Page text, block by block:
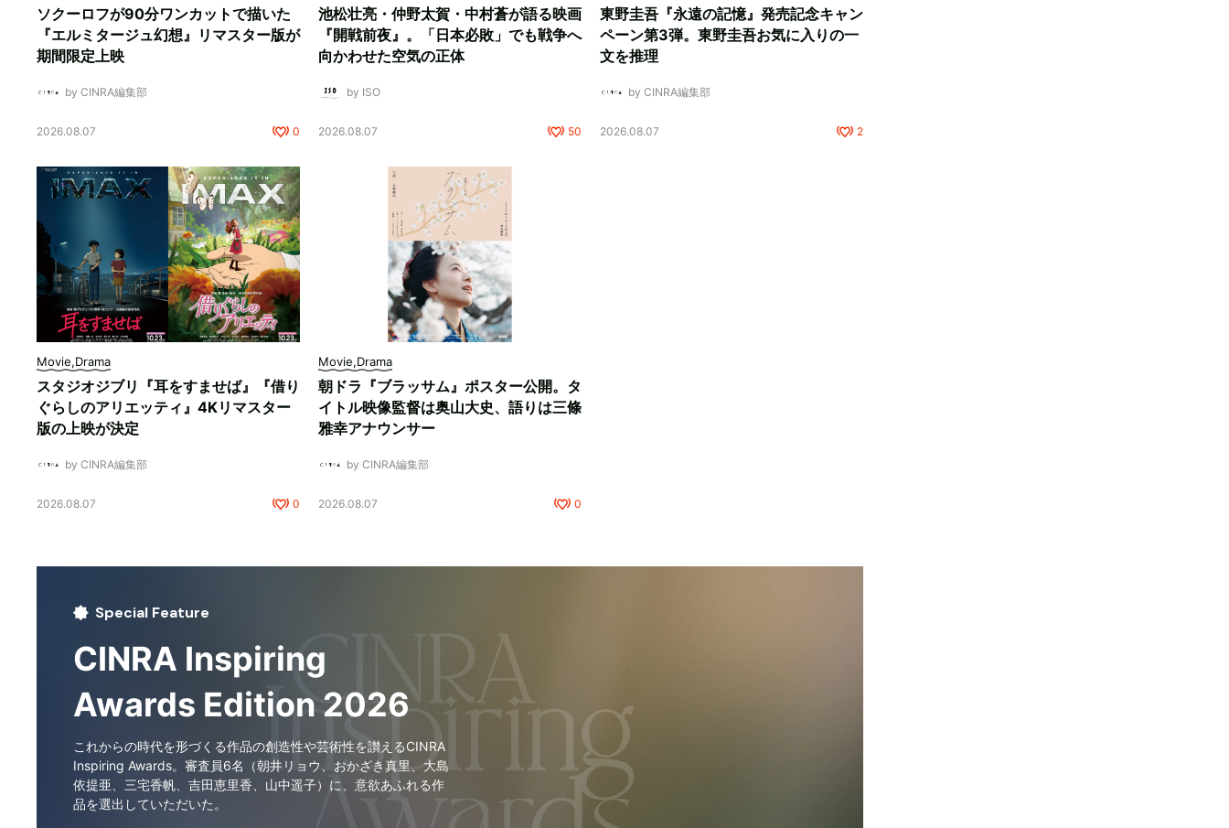
ソクーロフが90分ワンカットで描いた
『エルミタージュ幻想』リマスター版が
期間限定上映
by CINRA編集部
2026.08.07 0
池松壮亮・仲野太賀・中村蒼が語る映画
『開戦前夜』。「日本必敗」でも戦争へ
向かわせた空気の正体
by ISO
2026.08.07 50
東野圭吾『永遠の記憶』発売記念キャン
ペーン第3弾。東野圭吾お気に入りの一
文を推理
by CINRA編集部
2026.08.07 2
Movie,Drama
スタジオジブリ『耳をすませば』『借り
ぐらしのアリエッティ』4Kリマスター
版の上映が決定
by CINRA編集部
2026.08.07 0
Movie,Drama
朝ドラ『ブラッサム』ポスター公開。タ
イトル映像監督は奥山大史、語りは三條
雅幸アナウンサー
by CINRA編集部
2026.08.07 0
Special Feature
CINRA Inspiring
Awards Edition 2026
これからの時代を形づくる作品の創造性や芸術性を讃えるCINRA
Inspiring Awards。審査員6名（朝井リョウ、おかざき真里、大島
依提亜、三宅香帆、吉田恵里香、山中遥子）に、意欲あふれる作
品を選出していただいた。